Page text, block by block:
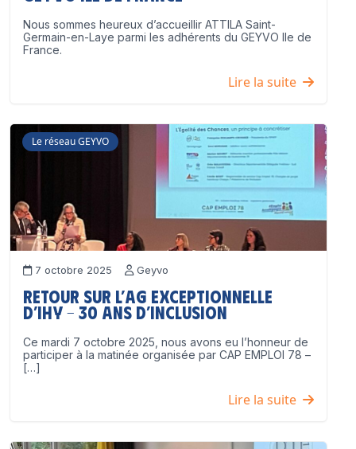
Nous sommes heureux d’accueillir ATTILA Saint-
Germain-en-Laye parmi les adhérents du GEYVO Ile de
France.
Lire la suite
Le réseau GEYVO
7 octobre 2025 Geyvo
Retour sur l’AG exceptionnelle
d’IHY – 30 ans d’inclusion
Ce mardi 7 octobre 2025, nous avons eu l’honneur de
participer à la matinée organisée par CAP EMPLOI 78 –
[…]
Lire la suite